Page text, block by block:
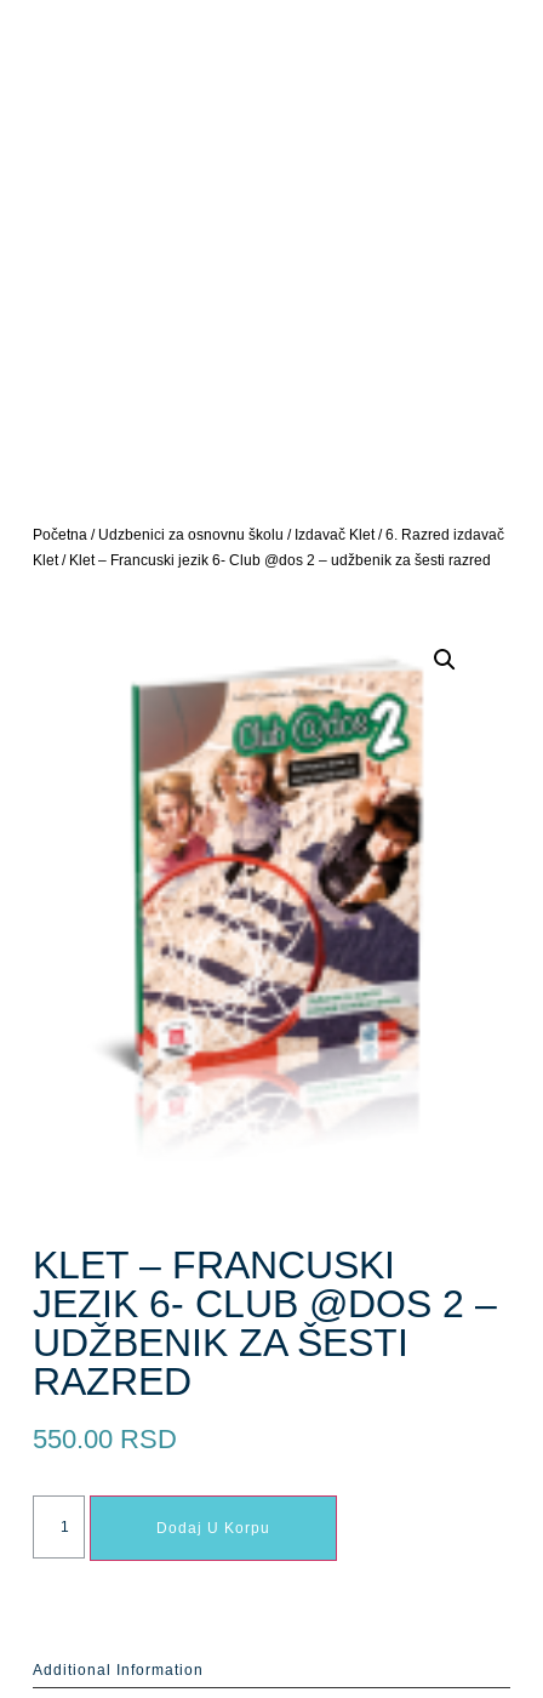
Početna/ Udzbenici za osnovnu školu / Izdavač Klet/6. Razred izdavač
Klet/ Klet – Francuski jezik 6- Club @dos 2 – udžbenik za šesti razred
KLET – FRANCUSKI
JEZIK 6- CLUB @DOS 2 –
UDŽBENIK ZA ŠESTI
RAZRED
550.00 RSD
Dodaj U Korpu
Additional Information